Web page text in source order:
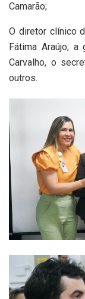
Camarão;
O diretor clínico
Fátima Araújo; a
Carvalho, o
outros.